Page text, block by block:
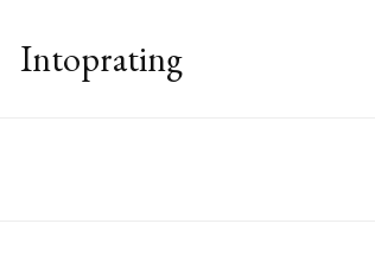
Intoprating